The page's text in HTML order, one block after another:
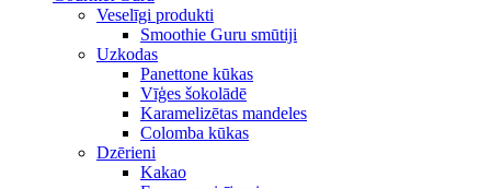
Veselīgi produkti
Smoothie Guru smūtiji
Uzkodas
Panettone kūkas
Vīģes šokolādē
Karamelizētas mandeles
Colomba kūkas
Dzērieni
Kakao